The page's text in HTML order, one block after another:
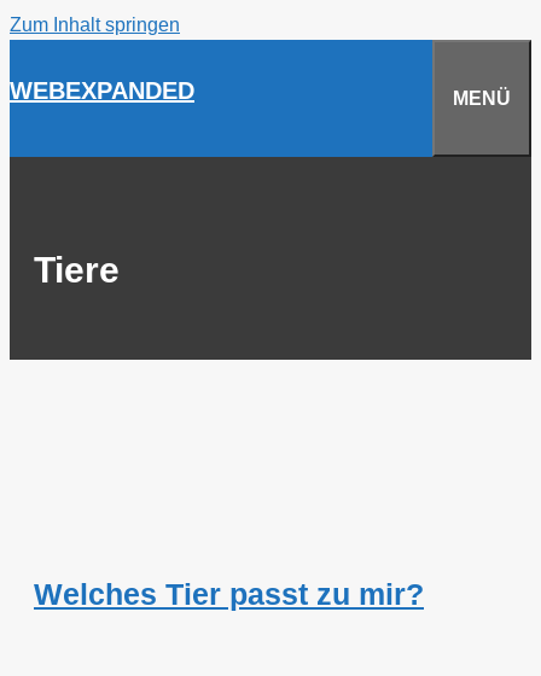
Zum Inhalt springen
WEBEXPANDED MENÜ
Tiere
Welches Tier passt zu mir?